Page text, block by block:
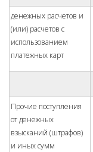
денежных расчетов и
(или) расчетов с
использованием
платежных карт
Прочие поступления
от денежных
взысканий (штрафов)
и иных сумм